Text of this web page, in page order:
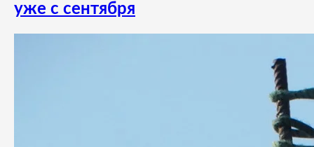
уже с сентября